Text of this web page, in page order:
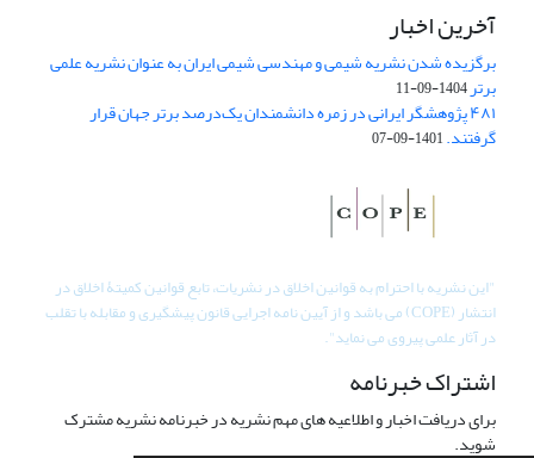
آخرین اخبار
برگزیده شدن نشریه شیمی و مهندسی شیمی ایران به عنوان نشریه علمی
برتر1404-09-11
۴۸۱ پژوهشگر ایرانی در زمره دانشمندان یک‌درصد برتر جهان قرار
گرفتند.1401-09-07
"این نشریه با احترام به قوانین اخلاق در نشریات، تابع قوانین کمیتۀ اخلاق در
انتشار (COPE) می باشد و از آیین نامه اجرایی قانون پیشگیری و مقابله با تقلب
در آثار علمی پیروی می نماید".
اشتراک خبرنامه
برای دریافت اخبار و اطلاعیه های مهم نشریه در خبرنامه نشریه مشترک
شوید.